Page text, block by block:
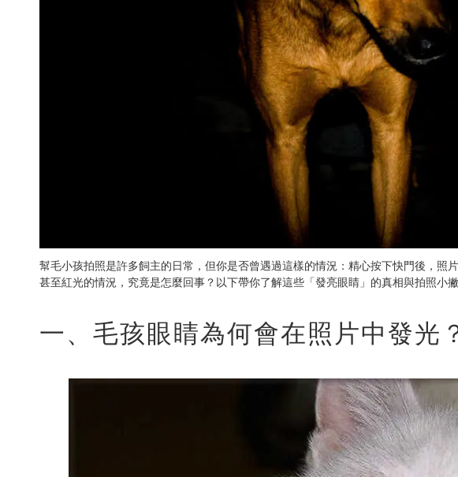
幫毛小孩拍照是許多飼主的日常，但你是否曾遇過這樣的情況：精心按下快門後，
甚至紅光的情況，究竟是怎麼回事？以下帶你了解這些「發亮眼睛」的真相與拍照小
一、毛孩眼睛為何會在照片中發光